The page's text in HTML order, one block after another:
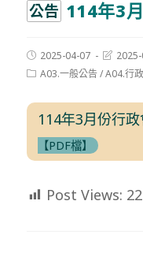
公告 114年3
Post
published:
2025-04-07
Post
PostA03.一般公告/A04.行
114年3月份行政
【PDF檔】
Post Views: